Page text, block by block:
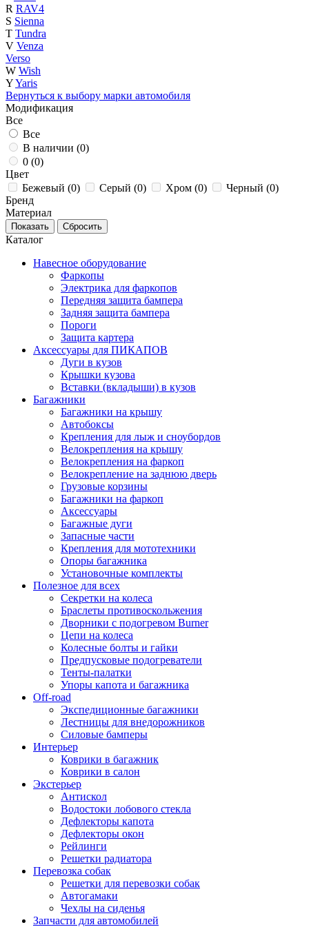
R RAV4
S Sienna
T Tundra
V Venza
Verso
W Wish
YYaris
Вернуться к выбору марки автомобиля
Модификация
Все
Все
В наличии (0)
0 (0)
Цвет
Бежевый (0) Серый (0) Хром (0) Черный (0)
Бренд
Материал
Каталог
Навесное оборудование
Фаркопы
Электрика для фаркопов
Передняя защита бампера
Задняя защита бампера
Пороги
Защита картера
Аксессуары для ПИКАПОВ
Дуги в кузов
Крышки кузова
Вставки (вкладыши) в кузов
Багажники
Багажники на крышу
Автобоксы
Крепления для лыж и сноубордов
Велокрепления на крышу
Велокрепления на фаркоп
Велокрепление на заднюю дверь
Грузовые корзины
Багажники на фаркоп
Аксессуары
Багажные дуги
Запасные части
Крепления для мототехники
Опоры багажника
Установочные комплекты
Полезное для всех
Секретки на колеса
Браслеты противоскольжения
Дворники с подогревом Burner
Цепи на колеса
Колесные болты и гайки
Предпусковые подогреватели
Тенты-палатки
Упоры капота и багажника
Off-road
Экспедиционные багажники
Лестницы для внедорожников
Силовые бамперы
Интерьер
Коврики в багажник
Коврики в салон
Экстерьер
Антискол
Водостоки лобового стекла
Дефлекторы капота
Дефлекторы окон
Рейлинги
Решетки радиатора
Перевозка собак
Решетки для перевозки собак
Автогамаки
Чехлы на сиденья
Запчасти для автомобилей